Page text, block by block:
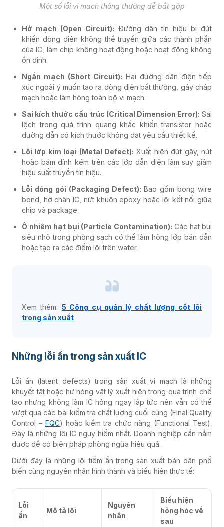
Một số lỗi vi mạch thông thường dễ bắt gặp
Hở mạch (Open Circuit): Đường dẫn tín hiệu bị đứt
khiến dòng điện không thể truyền giữa các thành phần
của IC, làm chip không hoạt động hoặc hoạt động không
ổn định.
Ngắn mạch (Short Circuit): Hai đường dẫn điện tiếp
xúc ngoài ý muốn tạo ra dòng điện bất thường, gây chập
mạch hoặc làm hỏng toàn bộ vi mạch.
Sai kích thước cấu trúc (Critical Dimension Error): Sai
lệch trong quá trình quang khắc khiến transistor hoặc
đường dẫn có kích thước không đạt yêu cầu thiết kế.
Lỗi lớp kim loại (Metal Defect): Xuất hiện đứt gãy, nứt
hoặc bám dính kém trên các lớp dẫn điện làm suy giảm
hiệu suất truyền tín hiệu.
Lỗi đóng gói (Packaging Defect): Bao gồm bong wire
bond, hở chân IC, nứt khuôn epoxy hoặc lỗi kết nối giữa
chip và package.
Ô nhiễm hạt bụi (Particle Contamination): Các hạt bụi
siêu nhỏ trong phòng sạch có thể làm hỏng lớp bán dẫn
hoặc tạo ra các điểm lỗi trên wafer.
Xem thêm: 5 Công cụ quản lý chất lượng cốt lõi
trong sản xuất
Những lỗi ẩn trong sản xuất IC
Lỗi ẩn (latent defects) trong sản xuất vi mạch là những
khuyết tật hoặc hư hỏng vật lý xuất hiện trong quá trình chế
tạo nhưng không làm IC hỏng ngay lập tức nên vẫn có thể
vượt qua các bài kiểm tra chất lượng cuối cùng (Final Quality
Control – FQC) hoặc kiểm tra chức năng (Functional Test).
Đây là những lỗi IC nguy hiểm nhất. Doanh nghiệp cần nắm
được để có biện pháp phòng ngừa hiệu quả.
Dưới đây là những lỗi tiềm ẩn trong sản xuất bán dẫn phổ
biến cùng nguyên nhân hình thành và biểu hiện thực tế:
Lỗi
ẩn
Mô tả lỗi
Nguyên
nhân
Biểu hiện
hỏng hóc về
sau